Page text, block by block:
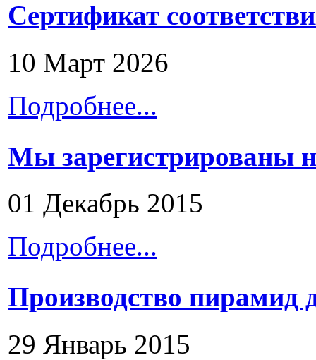
Сертификат
10 Март 2026
Подробнее...
Мы зарегистрированы
01 Декабрь 2015
Подробнее...
Производство пирамид
29 Январь 2015